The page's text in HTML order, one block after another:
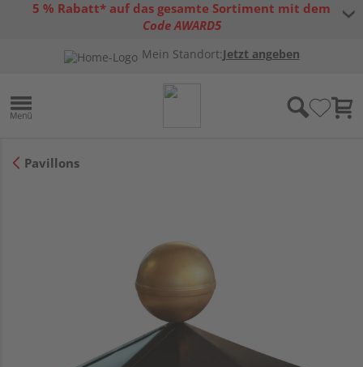
5 % Rabatt* auf das gesamte Sortiment mit dem
Code AWARD5
Gutscheinbedingungen
Mein Standort:Jetzt angeben
Pavillons